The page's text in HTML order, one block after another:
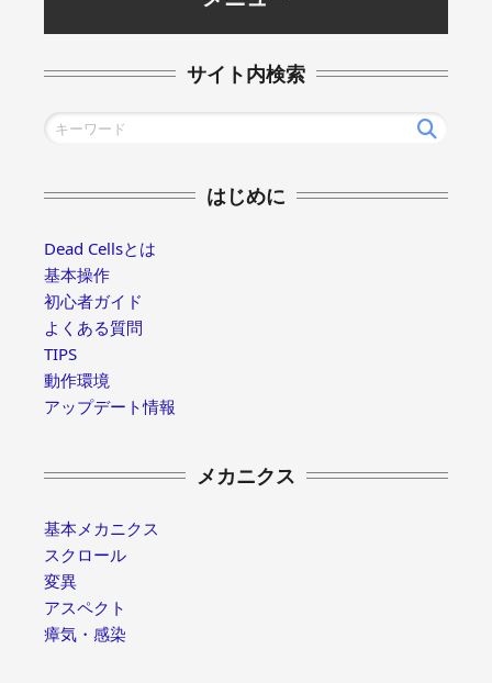
サイト内検索
はじめに
Dead Cellsとは
基本操作
初心者ガイド
よくある質問
TIPS
動作環境
アップデート情報
メカニクス
基本メカニクス
スクロール
変異
アスペクト
瘴気・感染